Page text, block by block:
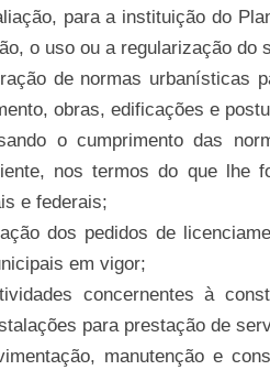
para a instituição do
o uso ou a regularização do
de normas urbanísticas
obras, edificações e
o cumprimento das
nos termos do que lhe
e federais;
dos pedidos de
em vigor;
concernentes à
para prestação de
manutenção e